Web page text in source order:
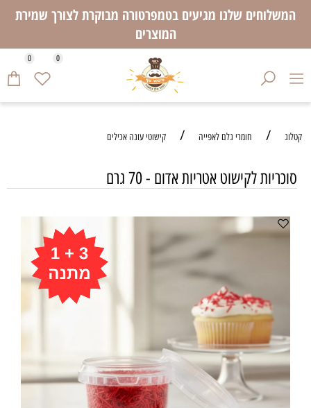
המשלוחים שלנו מגיעים בטמפרטורה מבוקרת לצורך שמירת
המוצרים
0 0
קטלוג / חומרי גלם לאפייה / קישוטי עוגה אכילים
סוכריות לקישוט אטריות אדום - 70 גרם